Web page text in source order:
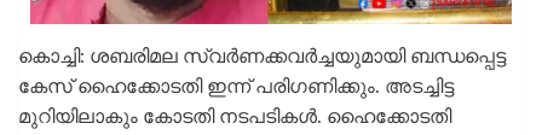
കൊച്ചി: ശബരിമല സ്വർണക്കവർച്ചയുമായി ബന്ധപ്പെട്ട
കേസ് ഹൈക്കോടതി ഇന്ന് പരിഗണിക്കും. അടച്ചിട്ട
മുറിയിലാകും കോടതി നടപടികള്‍. ഹൈക്കോടതി